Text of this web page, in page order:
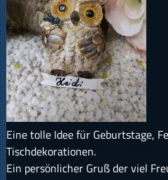
Eine tolle Idee für Geburtstage,
Tischdekorationen.
Ein persönlicher Gruß der viel